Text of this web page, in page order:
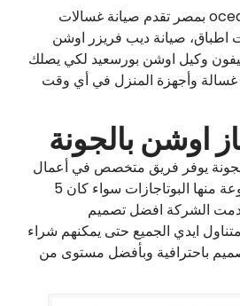
توكيل صيانة غسالات ocean بمصر تقدم صيانة غسالات
اطباق، صيانة ديب فريزر اوشن
وكيل اوشن بورسعيد لكي يصلك
غسالة وأجهزة المنزل في أي وقت
اوشن بالجونة
يوفر فريق متخصص في أعمال
صيانة أجهزة منزلية متنوعة منها البوتاجازات سواء كان 5
قدمت الشركة افضل تصميم
ايدي الجميع حتى يمكنهم شراء
باحترافية وبأفضل مستوى من